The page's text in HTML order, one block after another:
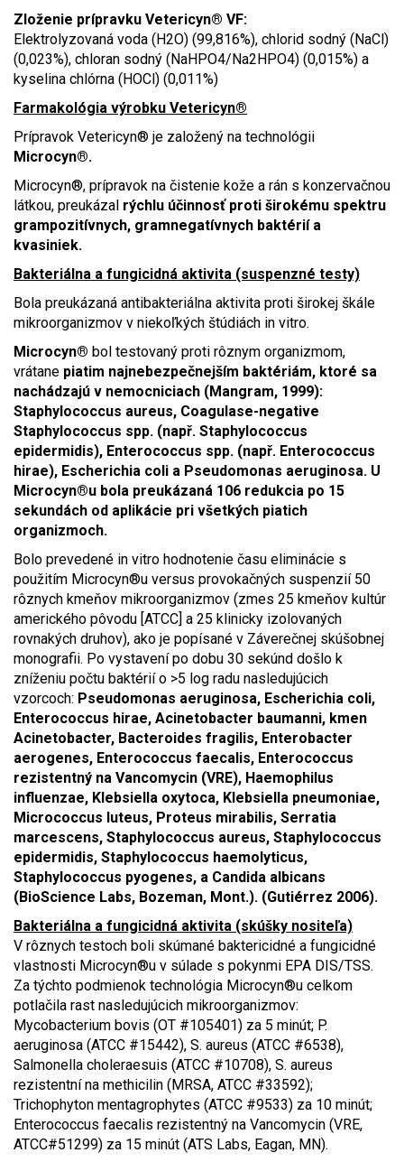
Zloženie prípravku Vetericyn® VF:
Elektrolyzovaná voda (H2O) (99,816%), chlorid sodný (NaCl)
(0,023%), chloran sodný (NaHPO4/Na2HPO4) (0,015%) a
kyselina chlórna (HOCl) (0,011%)
Farmakológia výrobku Vetericyn®
Prípravok Vetericyn® je založený na technológii
Microcyn®.
Microcyn®, prípravok na čistenie kože a rán s konzervačnou
látkou, preukázal rýchlu účinnosť proti širokému spektru
grampozitívnych, gramnegatívnych baktérií a
kvasiniek.
Bakteriálna a fungicidná aktivita (suspenzné testy)
Bola preukázaná antibakteriálna aktivita proti širokej škále
mikroorganizmov v niekoľkých štúdiách in vitro.
Microcyn® bol testovaný proti rôznym organizmom,
vrátane piatim najnebezpečnejším baktériám, ktoré sa
nachádzajú v nemocniciach (Mangram, 1999):
Staphylococcus aureus, Coagulase-negative
Staphylococcus spp. (např. Staphylococcus
epidermidis), Enterococcus spp. (např. Enterococcus
hirae), Escherichia coli a Pseudomonas aeruginosa. U
Microcyn®u bola preukázaná 106 redukcia po 15
sekundách od aplikácie pri všetkých piatich
organizmoch.
Bolo prevedené in vitro hodnotenie času eliminácie s
použitím Microcyn®u versus provokačných suspenzií 50
rôznych kmeňov mikroorganizmov (zmes 25 kmeňov kultúr
amerického pôvodu [ATCC] a 25 klinicky izolovaných
rovnakých druhov), ako je popísané v Záverečnej skúšobnej
monografii. Po vystavení po dobu 30 sekúnd došlo k
zníženiu počtu baktérií o >5 log radu nasledujúcich
vzorcoch: Pseudomonas aeruginosa, Escherichia coli,
Enterococcus hirae, Acinetobacter baumanni, kmen
Acinetobacter, Bacteroides fragilis, Enterobacter
aerogenes, Enterococcus faecalis, Enterococcus
rezistentný na Vancomycin (VRE), Haemophilus
influenzae, Klebsiella oxytoca, Klebsiella pneumoniae,
Micrococcus luteus, Proteus mirabilis, Serratia
marcescens, Staphylococcus aureus, Staphylococcus
epidermidis, Staphylococcus haemolyticus,
Staphylococcus pyogenes, a Candida albicans
(BioScience Labs, Bozeman, Mont.). (Gutiérrez 2006).
Bakteriálna a fungicidná aktivita (skúšky nositeľa)
V rôznych testoch boli skúmané baktericidné a fungicidné
vlastnosti Microcyn®u v súlade s pokynmi EPA DIS/TSS.
Za týchto podmienok technológia Microcyn®u celkom
potlačila rast nasledujúcich mikroorganizmov:
Mycobacterium bovis (OT #105401) za 5 minút; P.
aeruginosa (ATCC #15442), S. aureus (ATCC #6538),
Salmonella choleraesuis (ATCC #10708), S. aureus
rezistentní na methicilin (MRSA, ATCC #33592);
Trichophyton mentagrophytes (ATCC #9533) za 10 minút;
Enterococcus faecalis rezistentný na Vancomycin (VRE,
ATCC#51299) za 15 minút (ATS Labs, Eagan, MN).